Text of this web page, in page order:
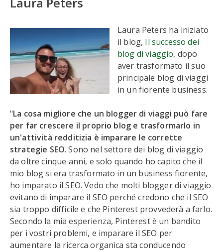
Laura Peters ha iniziato
il blog, Il successo dei
blog di viaggio, dopo
aver trasformato il suo
principale blog di viaggi
in un fiorente business.
"La cosa migliore che un blogger di viaggi può fare
per far crescere il proprio blog e trasformarlo in
un'attività redditizia è imparare le corrette
strategie SEO. Sono nel settore dei blog di viaggio
da oltre cinque anni, e solo quando ho capito che il
mio blog si era trasformato in un business fiorente,
ho imparato il SEO. Vedo che molti blogger di viaggio
evitano di imparare il SEO perché credono che il SEO
sia troppo difficile e che Pinterest provvederà a farlo.
Secondo la mia esperienza, Pinterest è un bandito
per i vostri problemi, e imparare il SEO per
aumentare la ricerca organica sta conducendo